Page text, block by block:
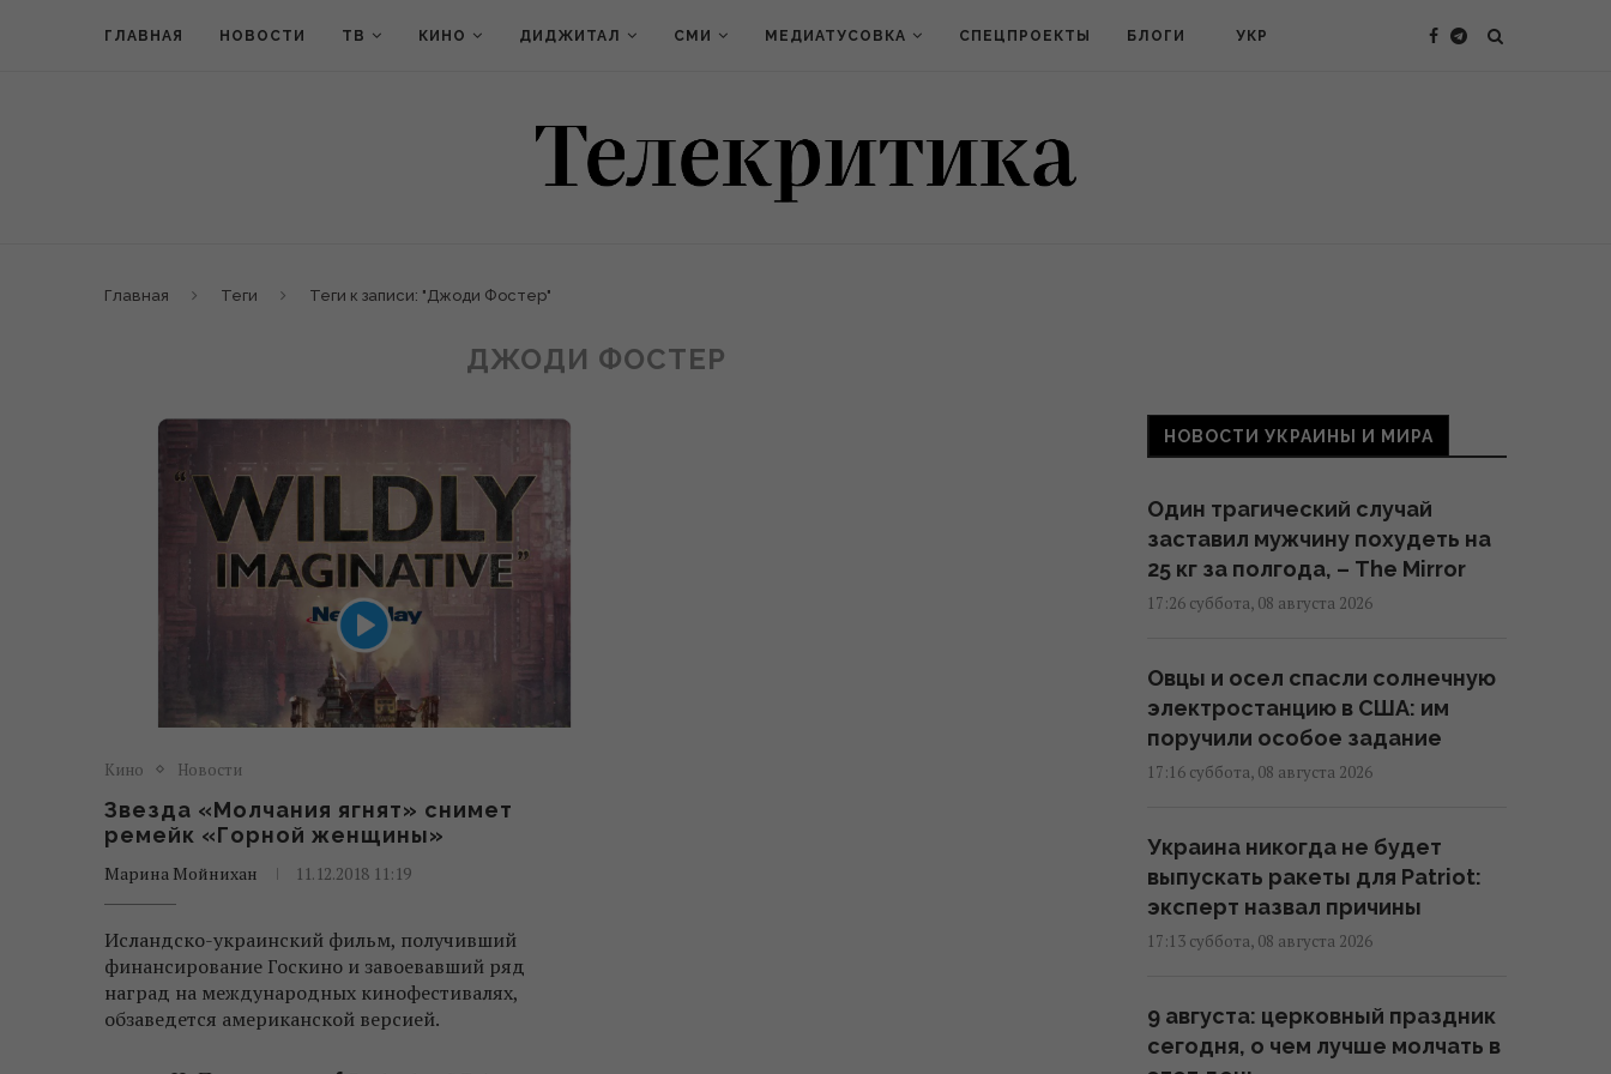
ГЛАВНАЯ НОВОСТИ ТВ КИНО ДИДЖИТАЛ СМИ МЕДИАТУСОВКА СПЕЦПРОЕКТЫ БЛОГИ УКР
Главная Теги Теги к записи: "Джоди Фостер"
ДЖОДИ ФОСТЕР
Кино Новости
Звезда «Молчания ягнят» снимет
ремейк «Горной женщины»
Марина Мойнихан 11.12.2018 11:19
Исландско-украинский фильм, получивший
финансирование Госкино и завоевавший ряд
наград на международных кинофестивалях,
обзаведется американской версией.
НОВОСТИ УКРАИНЫ И МИРА
Один трагический случай
заставил мужчину похудеть на
25 кг за полгода, – The Mirror
17:26 суббота, 08 августа 2026
Овцы и осел спасли солнечную
электростанцию в США: им
поручили особое задание
17:16 суббота, 08 августа 2026
Украина никогда не будет
выпускать ракеты для Patriot:
эксперт назвал причины
17:13 суббота, 08 августа 2026
9 августа: церковный праздник
сегодня, о чем лучше молчать в